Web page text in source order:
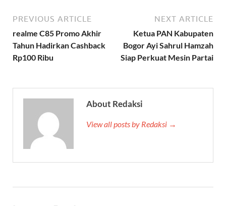
PREVIOUS ARTICLE
realme C85 Promo Akhir
Tahun Hadirkan Cashback
Rp100 Ribu
NEXT ARTICLE
Ketua PAN Kabupaten
Bogor Ayi Sahrul Hamzah
Siap Perkuat Mesin Partai
About Redaksi
View all posts by Redaksi →